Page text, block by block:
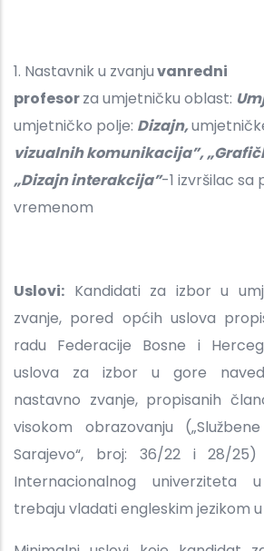
1. Nastavnik u zvanjuvanredni
profesorza umjetničku oblast:
umjetničko polje: Dizajn,
vizualnih komunikacija”,
„Dizajn interakcija”-1 izvršilac sa
vremenom
Uslovi: Kandidati za izbor u
zvanje, pored općih uslova
radu Federacije Bosne i
uslova za izbor u gore
nastavno zvanje, propisanih
visokom obrazovanju
Sarajevo“, broj: 36/22 i 28/
Internacionalnog univerziteta
trebaju vladati engleskim jezikom